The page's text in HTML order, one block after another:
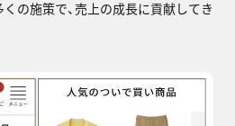
の施策で、売上の成長に貢献してき